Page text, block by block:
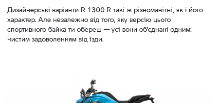
Дизайнерські варіанти R 1300 R такі ж різноманітні, як і його
характер. Але незалежно від того, яку версію цього
спортивного байка ти обереш — усі вони об’єднані одним:
чистим задоволенням від їзди.